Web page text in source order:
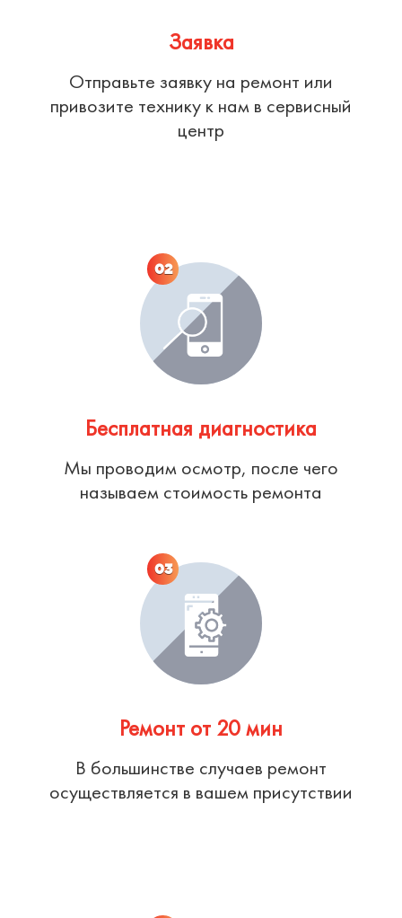
Заявка
Отправьте заявку на ремонт или
привозите технику к нам в сервисный
центр
02
Бесплатная диагностика
Мы проводим осмотр, после чего
называем стоимость ремонта
03
Ремонт от 20 мин
В большинстве случаев ремонт
осуществляется в вашем присутствии